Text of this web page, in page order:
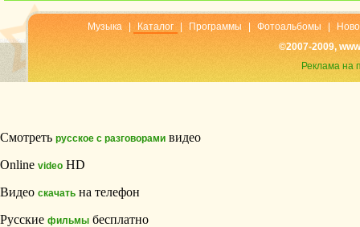
Музыка Каталог Программы Фотоальбомы
©2007-2009,
Реклама на
Смотреть русское с разговорами видео
Online video HD
Видео скачать на телефон
Русские фильмы бесплатно